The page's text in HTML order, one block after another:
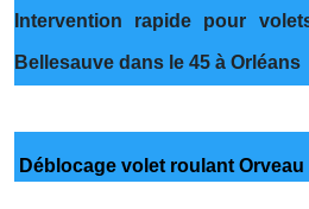
Intervention rapide pour
Bellesauve dans le 45 à Orléans
Déblocage volet roulant